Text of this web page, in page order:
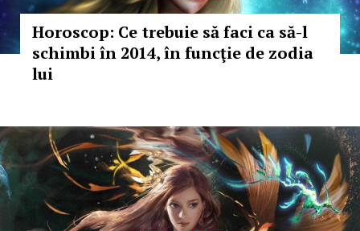
Horoscop: Ce trebuie să faci ca să-l
schimbi în 2014, în funcţie de zodia
lui